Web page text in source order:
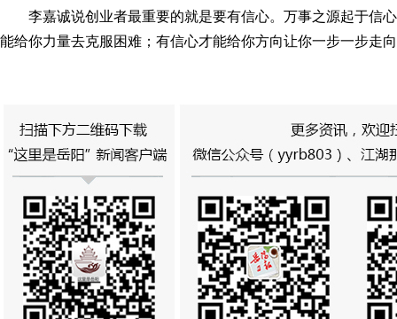
李嘉诚说创业者最重要的就是要有信心。万事之源起于信
能给你力量去克服困难；有信心才能给你方向让你一步一步走